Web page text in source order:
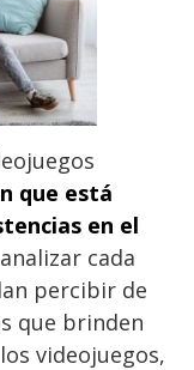
que está
en el
cada
percibir de
que brinden
videojuegos,